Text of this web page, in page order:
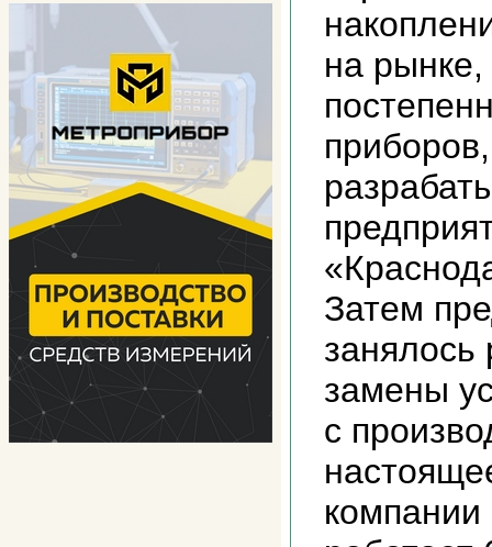
на рынке,
Затем
занялось
замены
с